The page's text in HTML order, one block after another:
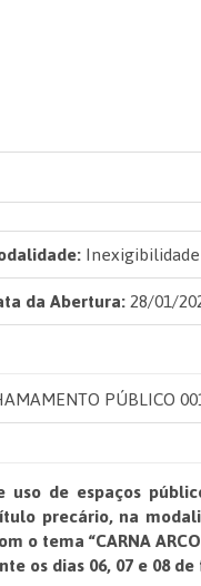
Inexigibilidade
da Abertura:28/01/
PÚBLICO
uso de espaços
precário, na
tema “CARNA
os dias 06, 07 e 08